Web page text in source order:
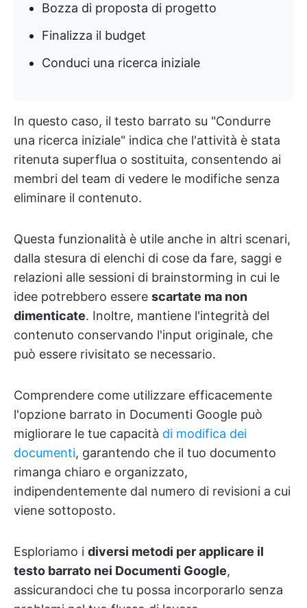
Bozza di proposta di progetto
Finalizza il budget
Conduci una ricerca iniziale
In questo caso, il testo barrato su "Condurre
una ricerca iniziale" indica che l'attività è stata
ritenuta superflua o sostituita, consentendo ai
membri del team di vedere le modifiche senza
eliminare il contenuto.
Questa funzionalità è utile anche in altri scenari,
dalla stesura di elenchi di cose da fare, saggi e
relazioni alle sessioni di brainstorming in cui le
idee potrebbero essere scartate ma non
dimenticate. Inoltre, mantiene l'integrità del
contenuto conservando l'input originale, che
può essere rivisitato se necessario.
Comprendere come utilizzare efficacemente
l'opzione barrato in Documenti Google può
migliorare le tue capacità di modifica dei
documenti, garantendo che il tuo documento
rimanga chiaro e organizzato,
indipendentemente dal numero di revisioni a cui
viene sottoposto.
Esploriamo i diversi metodi per applicare il
testo barrato nei Documenti Google,
assicurandoci che tu possa incorporarlo senza